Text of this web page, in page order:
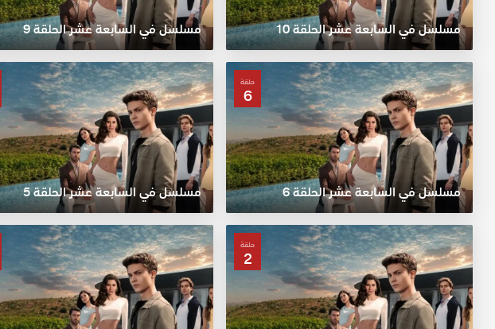
مسلسل في السابعة عشر الحلقة 10 مسلسل في السابعة عشر الحلقة 9
حلقة
6
مسلسل في السابعة عشر الحلقة 6 مسلسل في السابعة عشر الحلقة 5
حلقة
2